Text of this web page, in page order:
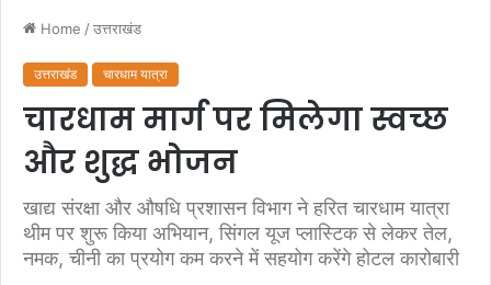
Home /उत्तराखंड
उत्तराखंड चारधाम यात्रा
चारधाम मार्ग पर मिलेगा स्वच्छ
और शुद्ध भोजन
खाद्य संरक्षा और औषधि प्रशासन विभाग ने हरित चारधाम यात्रा
थीम पर शुरू किया अभियान, सिंगल यूज प्लास्टिक से लेकर तेल,
नमक, चीनी का प्रयोग कम करने में सहयोग करेंगे होटल कारोबारी